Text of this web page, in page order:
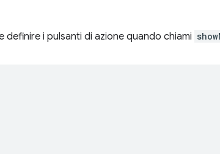
definire i pulsanti di azione quando chiami